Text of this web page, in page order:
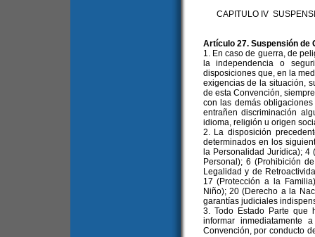
CAPITULO IV
Artículo 27. Suspensión de
1. En caso de guerra, de
la independencia o
disposiciones que, en la
exigencias de la situación,
de esta Convención,
con las demás
entrañen discriminación
idioma, religión u origen
2. La disposición
determinados en los
la Personalidad Jurídica);
Personal); 6 (Prohibición
Legalidad y de
17 (Protección a la
Niño); 20 (Derecho a la
garantías judiciales
3. Todo Estado Parte que
informar inmediatamente
Convención, por conducto